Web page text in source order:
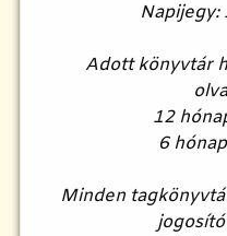
Napijegy:
Adott könyvtár
12
6
Minden